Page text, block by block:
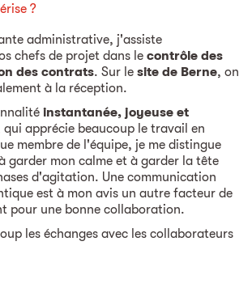
?
administrative, j'assiste
chefs de projet dans le contrôle des
des contrats. Sur le site de Berne, on
à la réception.
instantanée, joyeuse et
qui apprécie beaucoup le travail en
membre de l'équipe, je me distingue
garder mon calme et à garder la tête
d'agitation. Une communication
est à mon avis un autre facteur de
pour une bonne collaboration.
les échanges avec les collaborateurs